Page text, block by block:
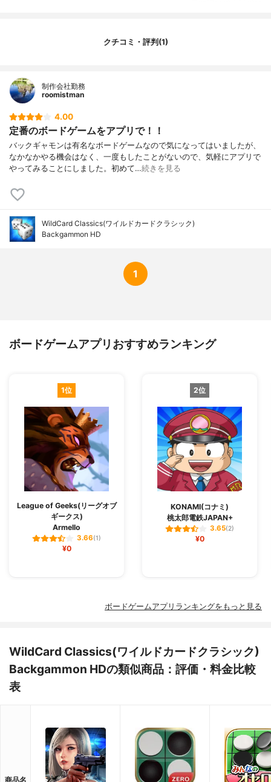
クチコミ・評判(1)
制作会社勤務
roomistman
4.00
定番のボードゲームをアプリで！！
バックギャモンは有名なボードゲームなので気になってはいましたが、
なかなかやる機会はなく、一度もしたことがないので、気軽にアプリで
やってみることにしました。初めて…続きを見る
WildCard Classics(ワイルドカードクラシック)
Backgammon HD
1
ボードゲームアプリおすすめランキング
1位
League of Geeks(リーグオブ
ギークス)
Armello
3.66(1)
¥0
2位
KONAMI(コナミ)
桃太郎電鉄JAPAN+
3.65(2)
¥0
ボードゲームアプリランキングをもっと見る
WildCard Classics(ワイルドカードクラシック)
Backgammon HDの類似商品：評価・料金比較
表
商品名